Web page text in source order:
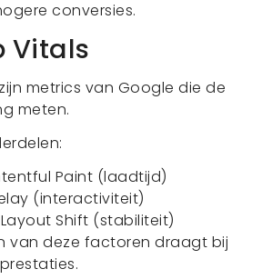
conversies.
Vitals
zijn metrics van Google die de
meten.
Paint (laadtijd)
(interactiviteit)
Shift (stabiliteit)
van deze factoren draagt bij